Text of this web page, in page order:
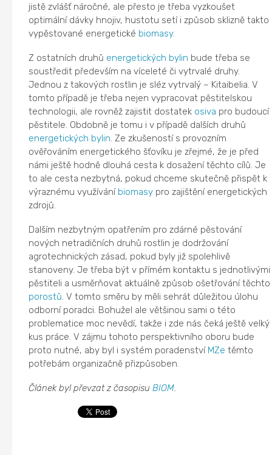
jistě zvlášť náročné, ale přesto je třeba vyzkoušet
optimální dávky hnojiv, hustotu setí i způsob sklizně takto
vypěstované energetické biomasy.
Z ostatních druhů energetických bylin bude třeba se
soustředit především na víceleté či vytrvalé druhy.
Jednou z takových rostlin je sléz vytrvalý – Kitaibelia. V
tomto případě je třeba nejen vypracovat pěstitelskou
technologii, ale rovněž zajistit dostatek osiva pro budoucí
pěstitele. Obdobně je tomu i v případě dalších druhů
energetických bylin . Ze zkušeností s provozním
ověřováním energetického šťovíku je zřejmé, že je před
námi ještě hodně dlouhá cesta k dosažení těchto cílů. Je
to ale cesta nezbytná, pokud chceme skutečně přispět k
výraznému využívání biomasy pro zajištění energetických
zdrojů.
Dalším nezbytným opatřením pro zdárné pěstování
nových netradičních druhů rostlin je dodržování
agrotechnických zásad, pokud byly již spolehlivě
stanoveny. Je třeba být v přímém kontaktu s jednotlivými
pěstiteli a usměrňovat aktuálně způsob ošetřování těchto
porostů . V tomto směru by měli sehrát důležitou úlohu
odborní poradci. Bohužel ale většinou sami o této
problematice moc nevědí, takže i zde nás čeká ještě velký
kus práce. V zájmu tohoto perspektivního oboru bude
proto nutné, aby byl i systém poradenství MZe těmto
potřebám organizačně přizpůsoben.
Článek byl převzat z časopisuBIOM